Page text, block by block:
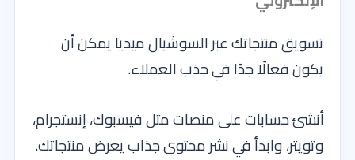
تسويق منتجاتك عبر السوشيال ميديا يمكن أن
يكون فعالًا جدًا في جذب العملاء.
أنشئ حسابات على منصات مثل فيسبوك، إنستجرام،
وتويتر، وابدأ في نشر محتوى جذاب يعرض منتجاتك.